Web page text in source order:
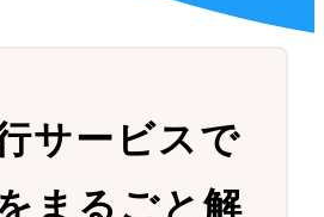
サービスで
まるごと解